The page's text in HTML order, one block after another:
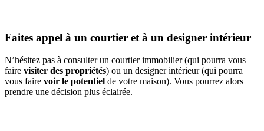
Faites appel à un courtier et à un designer intérieur
N’hésitez pas à consulter un courtier immobilier (qui pourra vous
faire visiter des propriétés) ou un designer intérieur (qui pourra
vous faire voir le potentiel de votre maison). Vous pourrez alors
prendre une décision plus éclairée.